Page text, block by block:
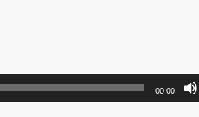
00:00